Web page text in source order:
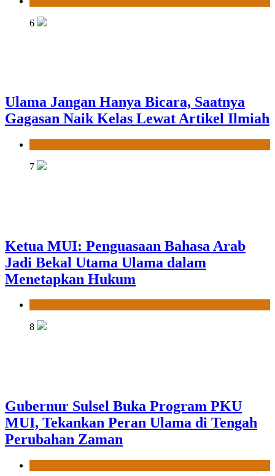
6
Ulama Jangan Hanya Bicara, Saatnya
Gagasan Naik Kelas Lewat Artikel Ilmiah
7
Ketua MUI: Penguasaan Bahasa Arab
Jadi Bekal Utama Ulama dalam
Menetapkan Hukum
8
Gubernur Sulsel Buka Program PKU
MUI, Tekankan Peran Ulama di Tengah
Perubahan Zaman